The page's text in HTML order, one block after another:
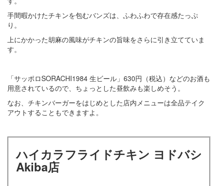
手間暇かけたチキンを包むバンズは、ふわふわで存在感たっぷ
り。
上にかかった胡麻の風味がチキンの旨味をさらに引き立てていま
す。
「サッポロSORACHI1984 生ビール」630円（税込）などのお酒も
用意されているので、ちょっとした昼飲みも楽しめそう。
なお、チキンバーガーをはじめとした店内メニューは全品テイク
アウトすることもできますよ。
ハイカラフライドチキン ヨドバシ
Akiba店